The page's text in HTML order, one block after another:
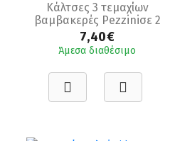
Κάλτσες 3 τεμαχίων
βαμβακερές Pezziniσε 2
χρώματα λευκό και
μαύρο
7,40€
Άμεσα διαθέσιμο